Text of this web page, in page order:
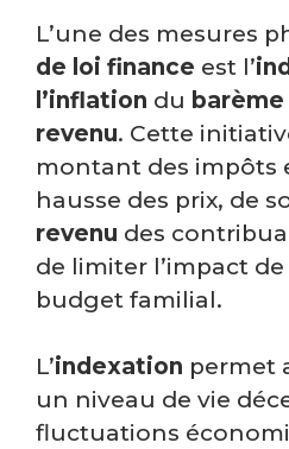
L’une des mesures
de loi finance est l’
l’inflation du
revenu. Cette
montant des impôts
hausse des prix, de
revenu des
de limiter l’impact
budget familial.
L’indexation permet
un niveau de vie
fluctuations